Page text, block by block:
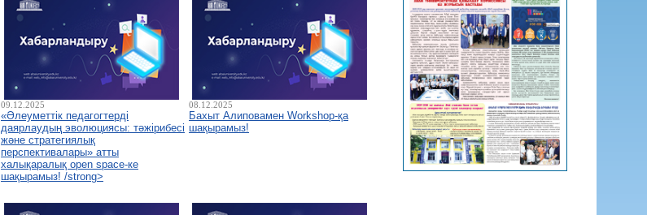
09.12.2025
«Әлеуметтік педагогтерді
даярлаудың эволюциясы: тәжірибесі
және стратегиялық
перспективалары» атты
халықаралық open space-ке
шақырамыз! /strong>
08.12.2025
Бахыт Алиповамен Workshop-қа
шақырамыз!